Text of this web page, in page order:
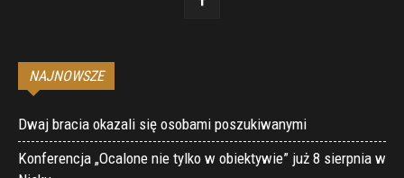
NAJNOWSZE
Dwaj bracia okazali się osobami poszukiwanymi
Konferencja „Ocalone nie tylko w obiektywie” już 8 sierpnia w